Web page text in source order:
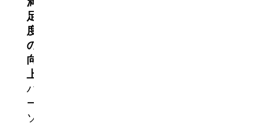
足
度
の
向
上
パ
ー
ソ